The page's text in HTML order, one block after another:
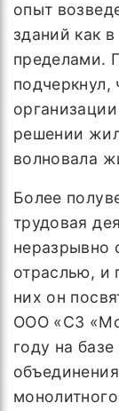
опыт
зданий как
пределами.
подчеркнул,
решении
волновала
Более
трудовая
неразрывно
отраслью, и
них он
ООО «СЗ
году на